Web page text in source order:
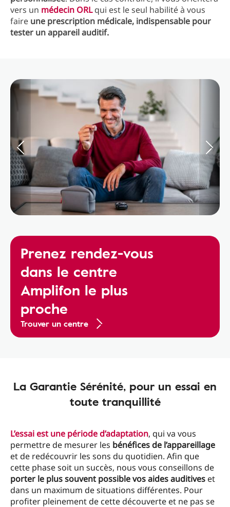
vers un médecin ORLqui est le seul habilité à vous
faire une prescription médicale, indispensable pour
tester un appareil auditif.
Prenez rendez-vous
dans le centre
Amplifon le plus
proche
Trouver un centre
La Garantie Sérénité, pour un essai en
toute tranquillité
L’essai est une période d’adaptation, qui va vous
permettre de mesurer les bénéfices de l’appareillage
et de redécouvrir les sons du quotidien. Afin que
cette phase soit un succès, nous vous conseillons de
porter le plus souvent possible vos aides auditives et
dans un maximum de situations différentes. Pour
profiter pleinement de cette découverte et ne pas se